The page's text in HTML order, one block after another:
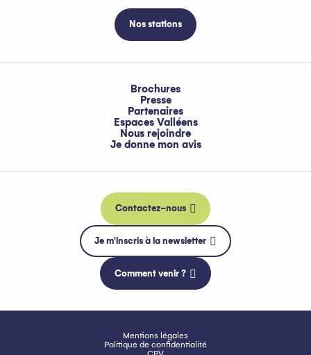
Nos stations
Brochures
Presse
Partenaires
Espaces Valléens
Nous rejoindre
Je donne mon avis
Contactez-nous
Je m'inscris à la newsletter
Comment venir ?
Mentions légales
Politique de confidentialité